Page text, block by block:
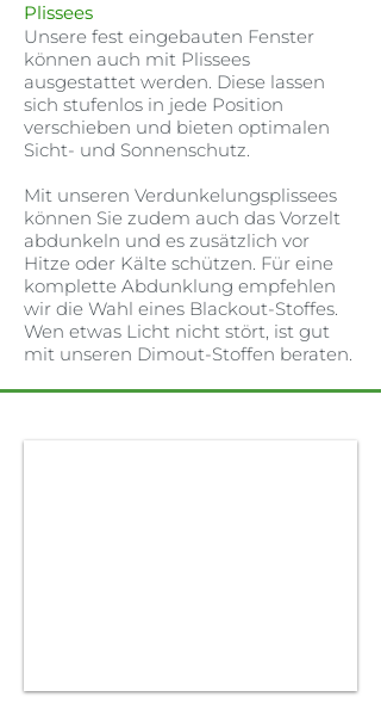
Plissees
Unsere fest eingebauten Fenster
können auch mit Plissees
ausgestattet werden. Diese lassen
sich stufenlos in jede Position
verschieben und bieten optimalen
Sicht- und Sonnenschutz.
Mit unseren Verdunkelungsplissees
können Sie zudem auch das Vorzelt
abdunkeln und es zusätzlich vor
Hitze oder Kälte schützen. Für eine
komplette Abdunklung empfehlen
wir die Wahl eines Blackout-Stoffes.
Wen etwas Licht nicht stört, ist gut
mit unseren Dimout-Stoffen beraten.